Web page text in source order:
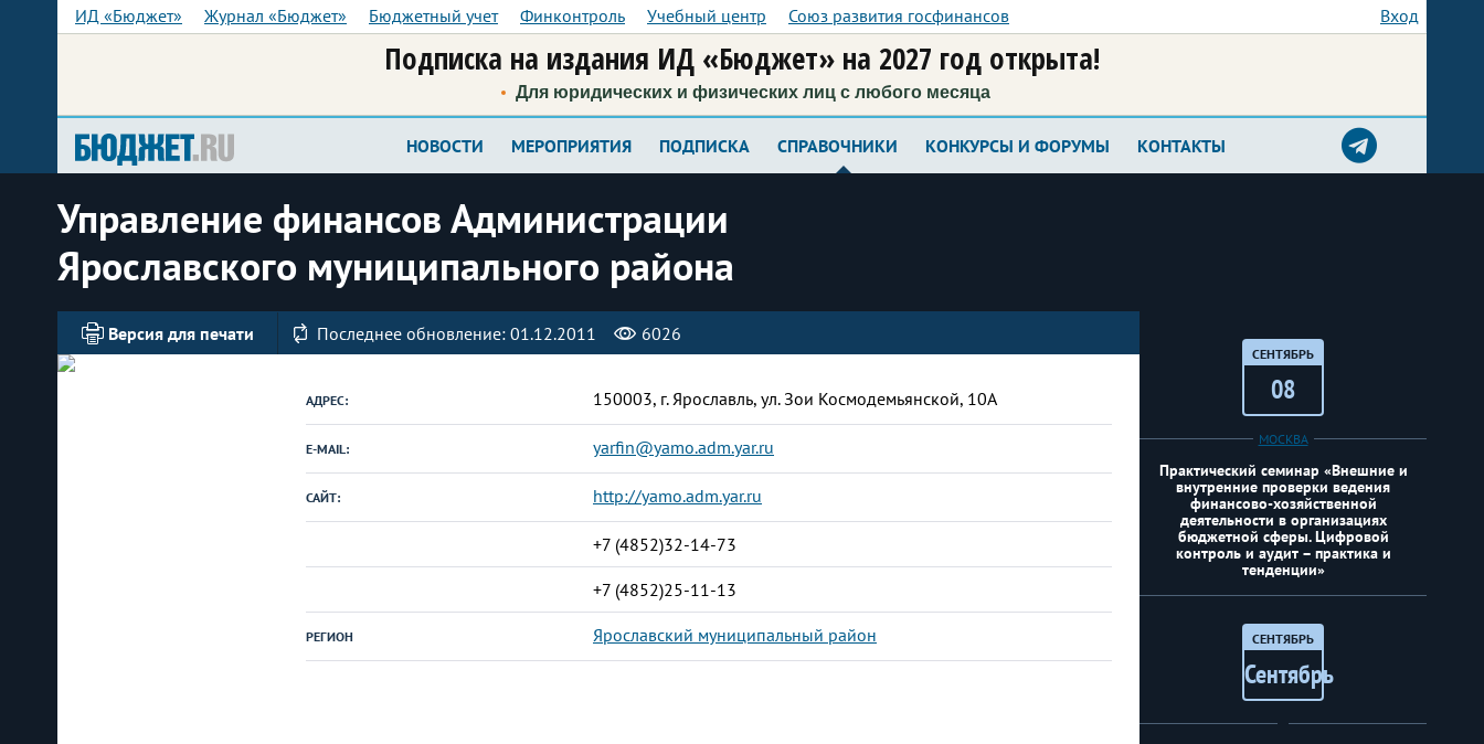
ИД «Бюджет» Журнал «Бюджет» Бюджетный учет Финконтроль Учебный центр Союз развития госфинансов Вход
Подписка на издания ИД «Бюджет» на 2027 год открыта!
Для юридических и физических лиц с любого месяца
НОВОСТИ МЕРОПРИЯТИЯ ПОДПИСКА СПРАВОЧНИКИ КОНКУРСЫ И ФОРУМЫ КОНТАКТЫ
Управление финансов Администрации
Ярославского муниципального района
Версия для печати Последнее обновление: 01.12.2011 6026
АДРЕС: 150003, г. Ярославль, ул. Зои Космодемьянской, 10А
E-MAIL: yarfin@yamo.adm.yar.ru
САЙТ: http://yamo.adm.yar.ru
+7 (4852)32-14-73
+7 (4852)25-11-13
РЕГИОН Ярославский муниципальный район
СЕНТЯБРЬ
08
МОСКВА
Практический семинар «Внешние и
внутренние проверки ведения
финансово-хозяйственной
деятельности в организациях
бюджетной сферы. Цифровой
контроль и аудит – практика и
тенденции»
СЕНТЯБРЬ
Сентябрь